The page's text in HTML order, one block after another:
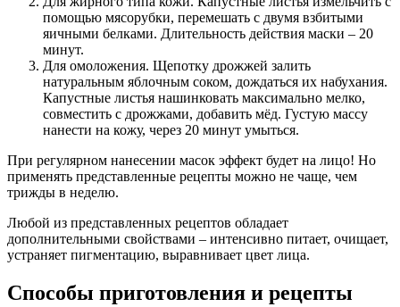
помощью мясорубки, перемешать с двумя взбитыми
яичными белками. Длительность действия маски – 20
минут.
Для омоложения. Щепотку дрожжей залить
натуральным яблочным соком, дождаться их набухания.
Капустные листья нашинковать максимально мелко,
совместить с дрожжами, добавить мёд. Густую массу
нанести на кожу, через 20 минут умыться.
При регулярном нанесении масок эффект будет на лицо! Но
применять представленные рецепты можно не чаще, чем
трижды в неделю.
Любой из представленных рецептов обладает
дополнительными свойствами – интенсивно питает, очищает,
устраняет пигментацию, выравнивает цвет лица.
Способы приготовления и рецепты